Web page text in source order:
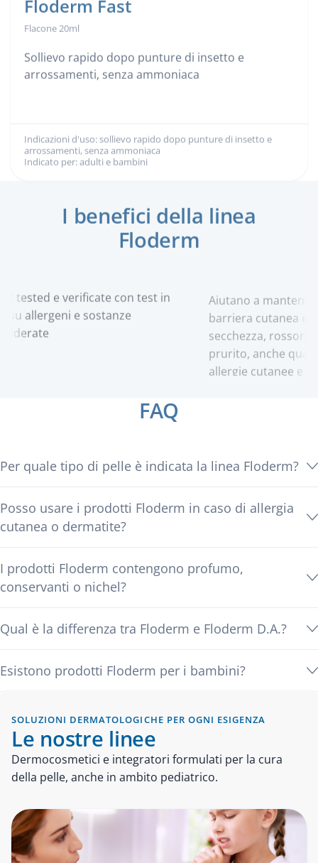
Flacone 20ml
Sollievo rapido dopo punture di insetto e
arrossamenti, senza ammoniaca
Indicazioni d'uso:
Indicazioni d'uso: sollievo rapido dopo punture di insetto e
arrossamenti, senza ammoniaca
Indicato per:
Indicato per: adulti e bambini
I benefici della linea
Floderm
e verificate con test in
e sostanze
Aiutano a mantenere integra
barriera cutanea e a dare
secchezza, rossori e
prurito, anche quando
allergie cutanee e dermatiti
FAQ
Per quale tipo di pelle è indicata la linea Floderm?
Posso usare i prodotti Floderm in caso di allergia
cutanea o dermatite?
I prodotti Floderm contengono profumo,
conservanti o nichel?
Qual è la differenza tra Floderm e Floderm D.A.?
Esistono prodotti Floderm per i bambini?
SOLUZIONI DERMATOLOGICHE PER OGNI ESIGENZA
Le nostre linee
Dermocosmetici e integratori formulati per la cura
della pelle, anche in ambito pediatrico.